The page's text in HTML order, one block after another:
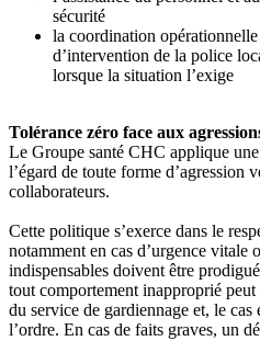
sécurité
la coordination
d’intervention de la police
lorsque la situation l’exige
Tolérance zéro face aux
Le Groupe santé CHC applique
l’égard de toute forme d’agression
collaborateurs.
Cette politique s’exerce dans le
notamment en cas d’urgence vitale
indispensables doivent être
tout comportement inapproprié
du service de gardiennage et, le cas
l’ordre. En cas de faits graves, un